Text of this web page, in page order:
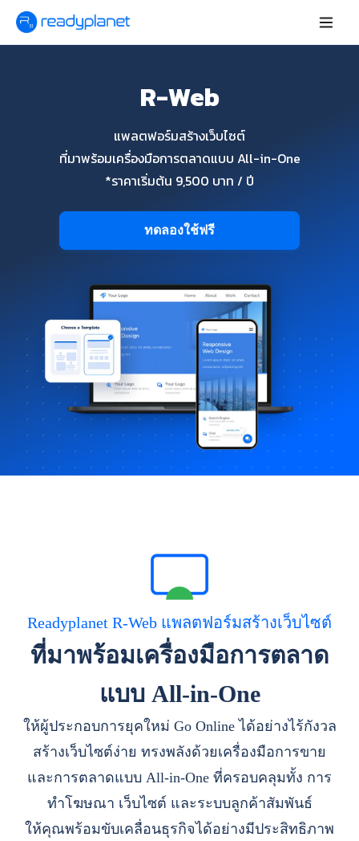
R-Web
แพลตฟอร์มสร้างเว็บไซต์
ที่มาพร้อมเครื่องมือการตลาดแบบ All-in-One
*ราคาเริ่มต้น 9,500 บาท / ปี
ทดลองใช้ฟรี
Readyplanet R-Web แพลตฟอร์มสร้างเว็บไซต์
ที่มาพร้อมเครื่องมือการตลาด
แบบ All-in-One
ให้ผู้ประกอบการยุคใหม่ Go Online ได้อย่างไร้กังวล
สร้างเว็บไซต์ง่าย ทรงพลังด้วยเครื่องมือการขาย
และการตลาดแบบ All-in-One ที่ครอบคลุมทั้ง การ
ทำโฆษณา เว็บไซต์ และระบบลูกค้าสัมพันธ์
ให้คุณพร้อมขับเคลื่อนธุรกิจได้อย่างมีประสิทธิภาพ